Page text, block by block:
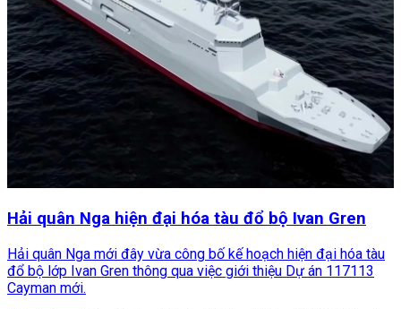
Hải quân Nga hiện đại hóa tàu đổ bộ Ivan Gren
Hải quân Nga mới đây vừa công bố kế hoạch hiện đại hóa tàu
đổ bộ lớp Ivan Gren thông qua việc giới thiệu Dự án 117113
Cayman mới.